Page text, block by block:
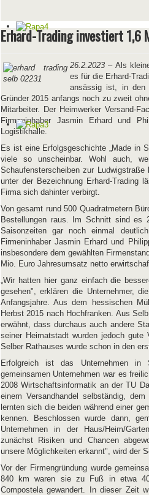
Erhard-Trading investiert 1,6
26.2.2023– Als
es für die Erhard-
ansässig ist, in den
Gründer 2015 anfangs noch zu zweit
Mitarbeiter. Der Heimwerker Versand-
Firmeninhaber Jasmin Erhard und
Logistikhalle.
Es ist eine Erfolgsgeschichte „Made in
viele so unscheinbar. Wohl auch,
Schaufensterscheiben zur
unter der Bezeichnung Erhard-Trading
Firma sich dahinter verbirgt.
Von gesamt rund 500 Quadratmetern
Bestellungen raus. Im Schnitt sind es
Saisonzeiten gar noch einmal
Firmeninhaber Jasmin Erhard und
insbesondere dem gewählten
Mio. Euro Jahresumsatz netto
„Wir hatten hier ganz einfach die
gesehen", erklären die Unternehmer,
Anfangsjahre. Aus dem hessischen
Herbst 2015 nach Hochfranken. Aus
erwähnt, dass durchaus auch andere
seiner Heimatstadt wurden jedoch gute
Selber Rathauses wurde schon in den
Erfolgreich ist das Unternehmen in
gemeinsamen Unternehmen war es
2008 Wirtschaftsinformatik an der TU
einem Versandhandel selbständig,
lernten sich die beiden während einer
kennen. Beschlossen wurde dann,
Unternehmen in der Haus/Heim/
zunächst Risiken und Chancen
unsere Möglichkeiten erkannt", wird der
Vor der Firmengründung wurde
840 km waren sie zu Fuß in etwa
Compostela gewandert. In dieser Zeit